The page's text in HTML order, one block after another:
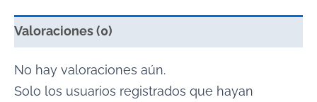
Valoraciones (0)
No hay valoraciones aún.
Solo los usuarios registrados que hayan